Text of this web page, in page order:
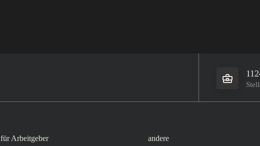
für Arbeitgeber andere